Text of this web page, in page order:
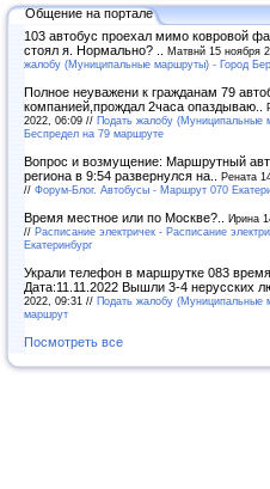
Общение на портале
103 автобус проехал мимо ковровой
стоял я. Нормально? .. Матвнй 15 ноября
жалобу (Муниципальные маршруты) - Город
Полное неуважени к гражданам 79
компанией,прождал 2часа опаздываю..
2022, 06:09 // Подать жалобу (Муниципальные
Беспредел на 79 маршруте
Вопрос и возмущение: Маршрутный
региона в 9:54 развернулся на.. Рената
// Форум-Блог. Автобусы - Маршрут 070
Время местное или по Москве?.. Ирина
// Расписание электричек - Расписание
Екатеринбург
Украли телефон в маршрутке 083
Дата:11.11.2022 Вышли 3-4 нерусских
2022, 09:31 // Подать жалобу (Муниципальные
маршрут
Посмотреть все